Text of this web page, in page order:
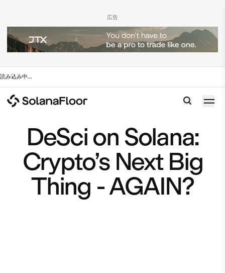
広告
読み込み中...
DeSci on Solana:
Crypto’s Next Big
Thing - AGAIN?